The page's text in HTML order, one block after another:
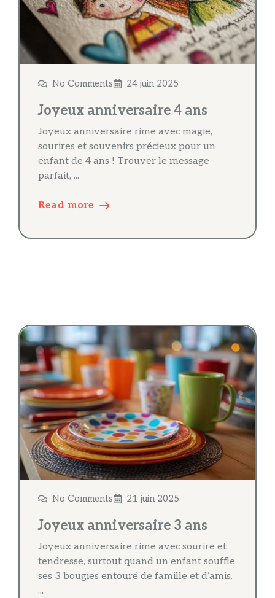
No Comments 24 juin 2025
Joyeux anniversaire 4 ans
Joyeux anniversaire rime avec magie,
sourires et souvenirs précieux pour un
enfant de 4 ans ! Trouver le message
parfait, ...
Read more
No Comments 21 juin 2025
Joyeux anniversaire 3 ans
Joyeux anniversaire rime avec sourire et
tendresse, surtout quand un enfant souffle
ses 3 bougies entouré de famille et d’amis.
...